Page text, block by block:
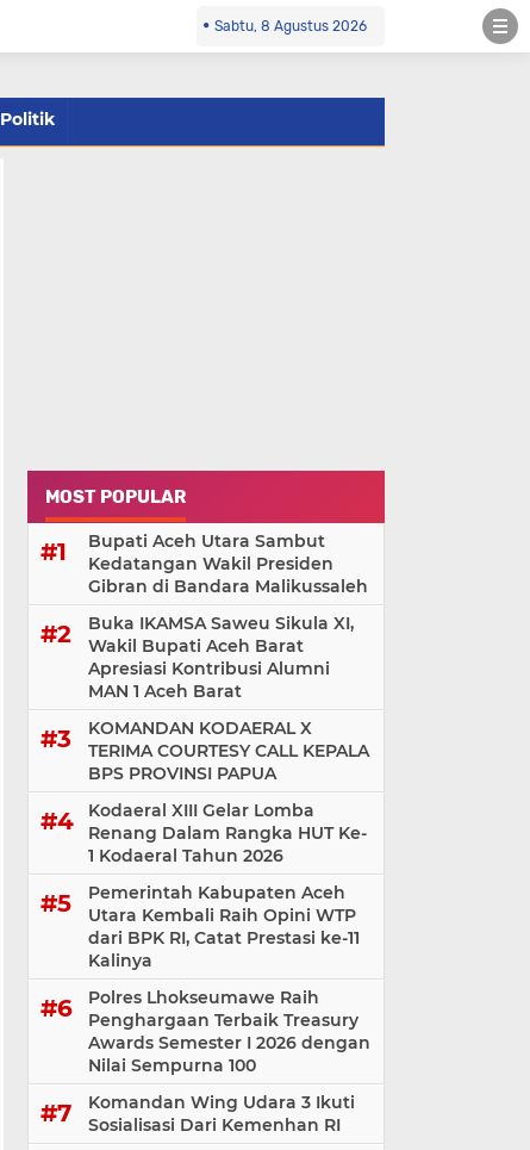
Sabtu, 8 Agustus 2026
Politik
MOST POPULAR
Bupati Aceh Utara Sambut
Kedatangan Wakil Presiden
Gibran di Bandara Malikussaleh
Buka IKAMSA Saweu Sikula XI,
Wakil Bupati Aceh Barat
Apresiasi Kontribusi Alumni
MAN 1 Aceh Barat
KOMANDAN KODAERAL X
TERIMA COURTESY CALL KEPALA
BPS PROVINSI PAPUA
Kodaeral XIII Gelar Lomba
Renang Dalam Rangka HUT Ke-
1 Kodaeral Tahun 2026
Pemerintah Kabupaten Aceh
Utara Kembali Raih Opini WTP
dari BPK RI, Catat Prestasi ke-11
Kalinya
Polres Lhokseumawe Raih
Penghargaan Terbaik Treasury
Awards Semester I 2026 dengan
Nilai Sempurna 100
Komandan Wing Udara 3 Ikuti
Sosialisasi ‎Dari Kemenhan RI